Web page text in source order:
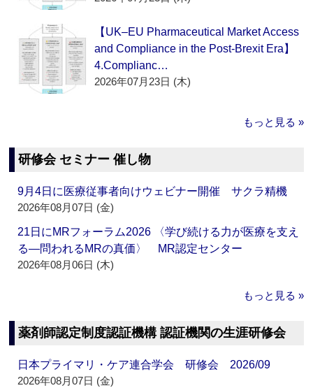
【UK–EU Pharmaceutical Market Access
and Compliance in the Post-Brexit Era】
4.Complianc…
2026年07月23日 (木)
もっと見る »
研修会 セミナー 催し物
9月4日に医療従事者向けウェビナー開催 サクラ精機
2026年08月07日 (金)
21日にMRフォーラム2026 〈学び続ける力が医療を支え
る―問われるMRの真価〉 MR認定センター
2026年08月06日 (木)
もっと見る »
薬剤師認定制度認証機構 認証機関の生涯研修会
日本プライマリ・ケア連合学会 研修会 2026/09
2026年08月07日 (金)